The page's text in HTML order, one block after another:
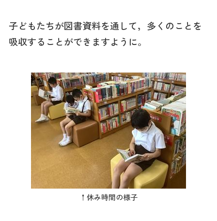
子どもたちが図書資料を通して，多くのことを
吸収することができますように。
↑休み時間の様子